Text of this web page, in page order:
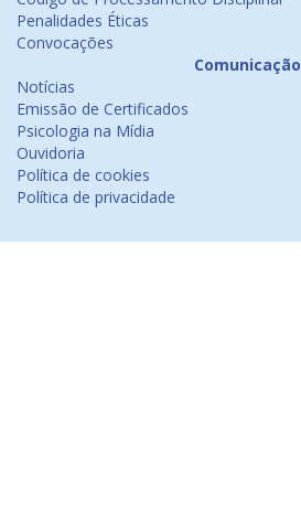
Penalidades Éticas
Convocações
Comunicação
Notícias
Emissão de Certificados
Psicologia na Mídia
Ouvidoria
Política de cookies
Política de privacidade